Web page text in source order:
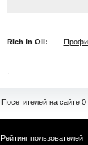
Rich In Oil:
Посетителей на сайте 0
Рейтинг пользователей